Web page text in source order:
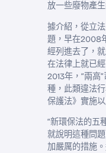
放一些廢物產
據介紹，從立
題，早在2008
經列進去了，
在法律上就已
2013年，“兩高
種，此類違法
保護法》實施
“新環保法的五
就說明這種問
加嚴厲的措施